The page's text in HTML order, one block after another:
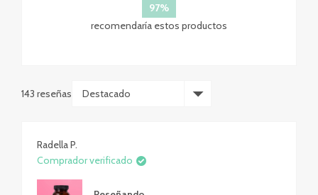
estrellas
97%
recomendaría estos productos
143 reseñas
Radella P.
Comprador verificado